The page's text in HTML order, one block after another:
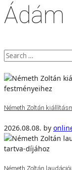
Ádám
Németh Zoltán
2026.08.08. by
Németh Zoltán